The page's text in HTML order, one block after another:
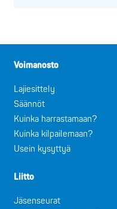
Voimanosto
Lajiesittely
Säännöt
Kuinka harrastamaan?
Kuinka kilpailemaan?
Usein kysyttyä
Liitto
Jäsenseurat